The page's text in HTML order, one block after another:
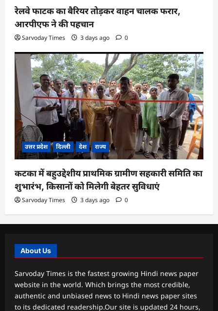
रेलवे फाटक का बैरियर तोड़कर वाहन चालक फरार,
आरपीएफ ने की पहचान
Sarvoday Times 3 days ago 0
उत्तर प्रदेश दिल्ली देश राज्य
कटका में बहुउद्देशीय प्राथमिक ग्रामीण सहकारी समिति का
शुभारंभ, किसानों को मिलेगी बेहतर सुविधाएं
Sarvoday Times 3 days ago 0
About Us
Sarvoday Times is the fastest growing Hindi news paper
website in the world. Which brings the most credible,
authentic and unbiased news to Hindi news paper sites
to its dedicated readership.Our site is updated 24 hours,